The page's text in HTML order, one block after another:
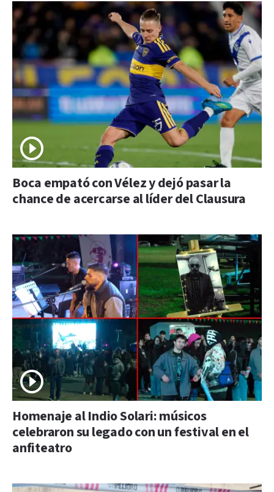
Boca empató con Vélez y dejó pasar la
chance de acercarse al líder del Clausura
Homenaje al Indio Solari: músicos
celebraron su legado con un festival en el
anfiteatro